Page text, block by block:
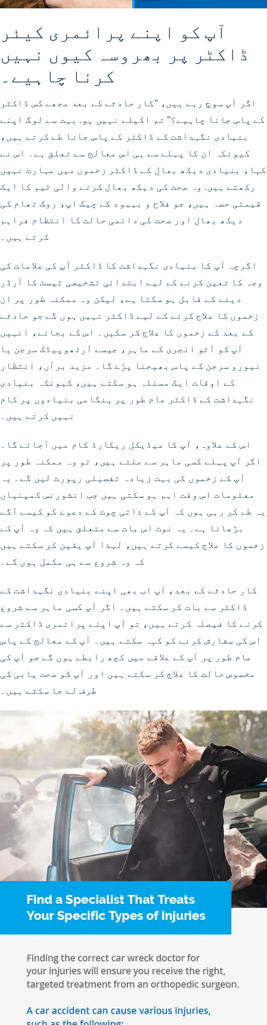
آپ کو اپنے پرائمری کیئر
ڈاکٹر پر بھروسہ کیوں نہیں
کرنا چاہیے۔
اگر آپ سوچ رہے ہیں، “کار حادثے کے بعد مجھے کس ڈاکٹر
کے پاس جانا چاہیے؟” تم اکیلے نہیں ہو. بہت سے لوگ اپنے
بنیادی نگہداشت کے ڈاکٹر کے پاس جانا طے کرتے ہیں،
کیونکہ ان کا پہلے سے ہی اس معالج سے تعلق ہے۔ اس نے
کہا، بنیادی دیکھ بھال کے ڈاکٹر زخموں میں مہارت نہیں
رکھتے ہیں. وہ صحت کی دیکھ بھال کرنے والی ٹیم کا ایک
قیمتی حصہ ہیں، جو فلاح و بہبود کے چیک اپ، روک تھام کی
دیکھ بھال اور صحت کی دائمی حالت کا انتظام فراہم
کرتے ہیں۔
اگرچہ آپ کا بنیادی نگہداشت کا ڈاکٹر آپ کی علامات کی
وجہ کا تعین کرنے کے لیے ابتدائی تشخیصی ٹیسٹ کا آرڈر
دینے کے قابل ہو سکتا ہے، لیکن وہ ممکنہ طور پر ان
زخموں کا علاج کرنے کے لیے ڈاکٹر نہیں ہوں گے جو حادثے
کے بعد کے زخموں کا علاج کر سکیں۔ اس کے بجائے، انہیں
آپ کو آٹو انجری کے ماہر، جیسے آرتھوپیڈک سرجن یا
نیورو سرجن کے پاس بھیجنا پڑے گا۔ مزید برآں، انتظار
کے اوقات ایک مسئلہ ہو سکتے ہیں، کیونکہ بنیادی
نگہداشت کے ڈاکٹر عام طور پر ہنگامی بنیادوں پر کام
نہیں کرتے ہیں۔
اس کے علاوہ، آپ کا میڈیکل ریکارڈ کام میں آجائے گا۔
اگر آپ پہلے کسی ماہر سے ملتے ہیں، تو وہ ممکنہ طور پر
آپ کے زخموں کی بہت زیادہ تفصیلی رپورٹ لیں گے۔ یہ
معلومات اس وقت اہم ہو سکتی ہیں جب انشورنس کمپنیاں
یہ طے کر رہی ہوں کہ آپ کے ذاتی چوٹ کے دعوے کو کیسے آگے
بڑھانا ہے۔ یہ نوٹ اس بات سے متعلق ہیں کہ وہ آپ کے
زخموں کا علاج کیسے کرتے ہیں، لہذا آپ یقین کر سکتے ہیں
کہ وہ شروع سے ہی مکمل ہوں گے۔
کار حادثے کے بعد، آپ اب بھی اپنے بنیادی نگہداشت کے
ڈاکٹر سے بات کر سکتے ہیں۔ اگر آپ کسی ماہر سے شروع
کرنے کا فیصلہ کرتے ہیں، تو آپ اپنے پرائمری ڈاکٹر سے
اس کی سفارش کرنے کو کہہ سکتے ہیں۔ آپ کے معالج کے پاس
عام طور پر آپ کے علاقے میں کچھ رابطے ہوں گے جو آپ کی
مخصوص حالت کا علاج کر سکتے ہیں اور آپ کو صحت یابی کی
طرف لے جا سکتے ہیں۔